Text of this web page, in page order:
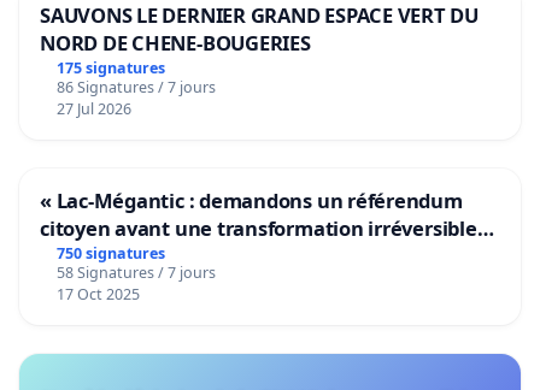
SAUVONS LE DERNIER GRAND ESPACE VERT DU
NORD DE CHENE-BOUGERIES
175 signatures
86 Signatures / 7 jours
27 Jul 2026
« Lac-Mégantic : demandons un référendum
citoyen avant une transformation irréversible
de notre territoire »
750 signatures
58 Signatures / 7 jours
17 Oct 2025